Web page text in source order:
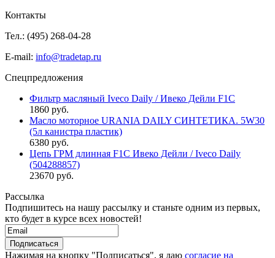
Контакты
Тел.: (495) 268-04-28
E-mail: info@tradetap.ru
Спецпредложения
Фильтр масляный Iveco Daily / Ивеко Дейли F1C
1860 руб.
Масло моторное URANIA DAILY СИНТЕТИКА. 5W30
(5л канистра пластик)
6380 руб.
Цепь ГРМ длинная F1C Ивеко Дейли / Iveco Daily
(504288857)
23670 руб.
Рассылка
Подпишитесь на нашу рассылку и станьте одним из первых,
кто будет в курсе всех новостей!
Нажимая на кнопку "Подписаться", я даю согласие на